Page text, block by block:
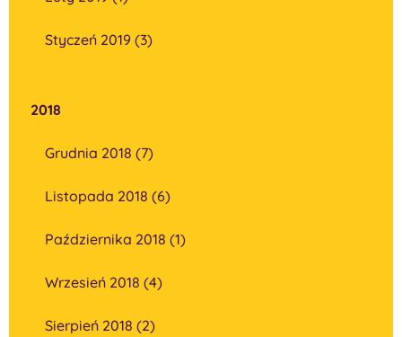
Styczeń 2019 (3)
2018
Grudnia 2018 (7)
Listopada 2018 (6)
Października 2018 (1)
Wrzesień 2018 (4)
Sierpień 2018 (2)